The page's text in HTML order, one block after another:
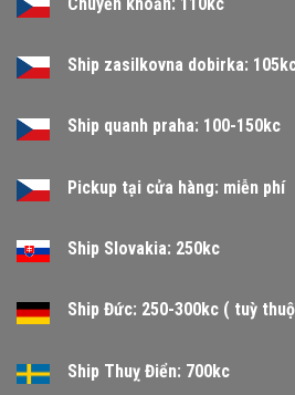
Ship zasilkovna dobirka:
Ship quanh praha: 100-150kc
Pickup tại cửa hàng: miễn phí
Ship Slovakia: 250kc
Ship Đức: 250-300kc ( tuỳ
Ship Thuỵ Điển: 700kc